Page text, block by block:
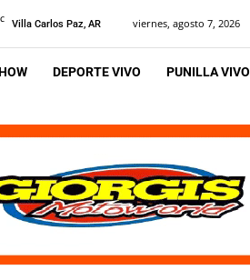
C Villa Carlos Paz, AR viernes, agosto 7, 2026
DEPORTE VIVO PUNILLA VIVO